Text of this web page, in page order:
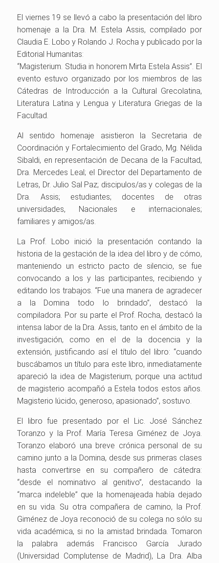
El viernes 19 se llevó a cabo la presentación del libro
homenaje a la Dra. M. Estela Assis, compilado por
Claudia E. Lobo y Rolando J. Rocha y publicado por la
Editorial Humanitas:
“Magisterium. Studia in honorem Mirta Estela Assis”. El
evento estuvo organizado por los miembros de las
Cátedras de Introducción a la Cultural Grecolatina,
Literatura Latina y Lengua y Literatura Griegas de la
Facultad.
Al sentido homenaje asistieron la Secretaria de
Coordinación y Fortalecimiento del Grado, Mg. Nélida
Sibaldi, en representación de Decana de la Facultad,
Dra. Mercedes Leal; el Director del Departamento de
Letras, Dr. Julio Sal Paz; discipulos/as y colegas de la
Dra. Assis; estudiantes; docentes de otras
universidades, Nacionales e internacionales;
familiares y amigos/as.
La Prof. Lobo inició la presentación contando la
historia de la gestación de la idea del libro y de cómo,
manteniendo un estricto pacto de silencio, se fue
convocando a los y las participantes, recibiendo y
editando los trabajos. “Fue una manera de agradecer
a la Domina todo lo brindado”, destacó la
compiladora. Por su parte el Prof. Rocha, destacó la
intensa labor de la Dra. Assis, tanto en el ámbito de la
investigación, como en el de la docencia y la
extensión, justificando así el título del libro: “cuando
buscábamos un título para este libro, inmediatamente
apareció la idea de Magisterium, porque una actitud
de magisterio acompañó a Estela todos estos años.
Magisterio lúcido, generoso, apasionado”, sostuvo.
El libro fue presentado por el Lic. José Sánchez
Toranzo y la Prof. María Teresa Giménez de Joya.
Toranzo elaboró una breve crónica personal de su
camino junto a la Domina, desde sus primeras clases
hasta convertirse en su compañero de cátedra:
“desde el nominativo al genitivo”, destacando la
“marca indeleble” que la homenajeada había dejado
en su vida. Su otra compañera de camino, la Prof.
Giménez de Joya reconoció de su colega no sólo su
vida académica, si no la amistad brindada. Tomaron
la palabra además Francisco García Jurado
(Universidad Complutense de Madrid), La Dra. Alba